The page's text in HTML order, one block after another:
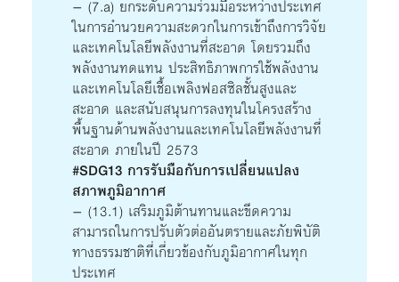
– (7.a) ยกระดับความร่วมมือระหว่างประเทศ
ในการอำนวยความสะดวกในการเข้าถึงการวิจัย
และเทคโนโลยีพลังงานที่สะอาด โดยรวมถึง
พลังงานทดแทน ประสิทธิภาพการใช้พลังงาน
และเทคโนโลยีเชื้อเพลิงฟอสซิลชั้นสูงและ
สะอาด และสนับสนุนการลงทุนในโครงสร้าง
พื้นฐานด้านพลังงานและเทคโนโลยีพลังงานที่
สะอาด ภายในปี 2573
#SDG13 การรับมือกับการเปลี่ยนแปลง
สภาพภูมิอากาศ
– (13.1) เสริมภูมิต้านทานและขีดความ
สามารถในการปรับตัวต่ออันตรายและภัยพิบัติ
ทางธรรมชาติที่เกี่ยวข้องกับภูมิอากาศในทุก
ประเทศ